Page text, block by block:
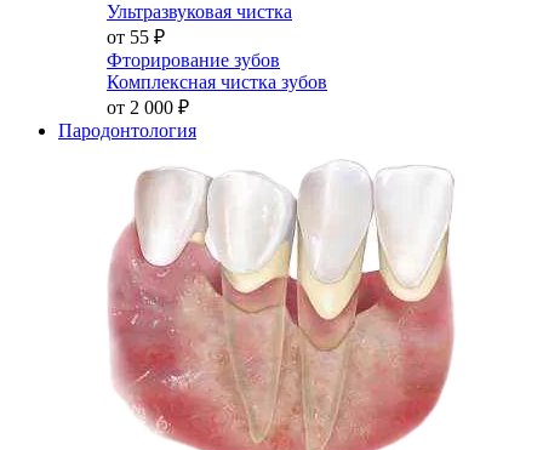
Ультразвуковая чистка
от 55 ₽
Фторирование зубов
Комплексная чистка зубов
от 2 000 ₽
Пародонтология